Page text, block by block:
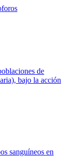
de
bajo la acción
sanguíneos en